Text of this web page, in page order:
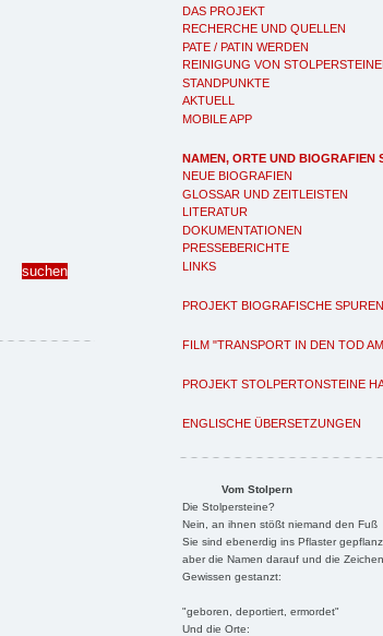
DAS PROJEKT
RECHERCHE UND QUELLEN
PATE / PATIN WERDEN
REINIGUNG VON
STANDPUNKTE
AKTUELL
MOBILE APP
NAMEN, ORTE UND BIOGRAFIEN
NEUE BIOGRAFIEN
GLOSSAR UND ZEITLEISTEN
LITERATUR
DOKUMENTATIONEN
PRESSEBERICHTE
LINKS
PROJEKT BIOGRAFISCHE
FILM "TRANSPORT IN DEN TOD
PROJEKT STOLPERTONSTEINE
ENGLISCHE ÜBERSETZUNGEN
Vom Stolpern
Die Stolpersteine?
Nein, an ihnen stößt niemand den Fuß
Sie sind ebenerdig ins Pflaster
aber die Namen darauf und die
Gewissen gestanzt:
"geboren, deportiert, ermordet"
Und die Orte: